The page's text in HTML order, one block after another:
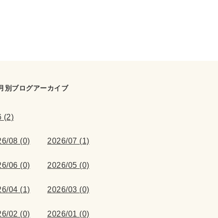
別ブログアーカイブ
(2)
08 (0) 2026/07 (1)
06 (0) 2026/05 (0)
04 (1) 2026/03 (0)
02 (0) 2026/01 (0)